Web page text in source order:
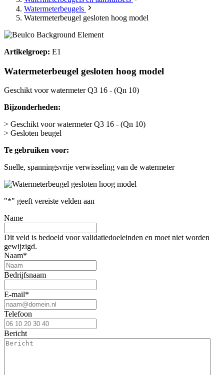
Watermeterbeugels
Watermeterbeugel gesloten hoog model
Artikelgroep: E1
Watermeterbeugel gesloten hoog model
Geschikt voor watermeter Q3 16 - (Qn 10)
Bijzonderheden:
> Geschikt voor watermeter Q3 16 - (Qn 10)
> Gesloten beugel
Te gebruiken voor:
Snelle, spanningsvrije verwisseling van de watermeter
"*" geeft vereiste velden aan
Name
Dit veld is bedoeld voor validatiedoeleinden en moet niet worden
gewijzigd.
Naam*
Bedrijfsnaam
E-mail*
Telefoon
Bericht